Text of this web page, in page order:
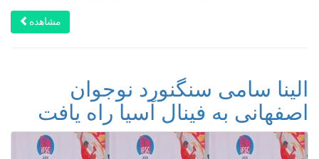
مشاهده
الینا سامی سنگنورد نوجوان
اصفهانی به فینال آسیا راه یافت